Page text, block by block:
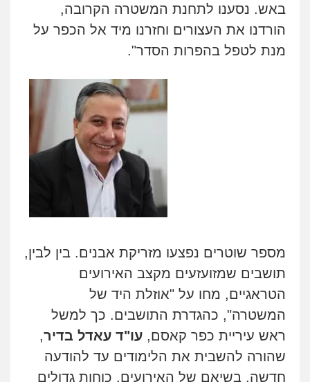
באש. נסענו לתחנת המשטרה הקרובה,
הורדנו את העצורים וחזרנו מיד אל הכפר על
מנת לטפל בהפרות הסדר".
מספר שוטרים נפצעו מזריקת אבנים. בין לבין,
תושבים שמזועזעים מקצב האירועים
הטראגיים, מחו על "אוזלת היד של
המשטרה", כהגדרת התושבים. כך למשל
ראש עיריית כפר קאסם, עו"ד עאדל בדיר,
שהורה להשבית את הלימודים עד להודעה
חדשה. בשיאם של האירועים, כוחות גדולים